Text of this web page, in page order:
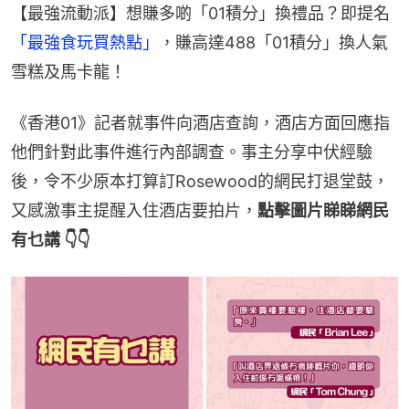
【最強流動派】想賺多啲「01積分」換禮品？即提名
「最強食玩買熱點」
，賺高達488「01積分」換人氣
雪糕及馬卡龍！
《香港01》記者就事件向酒店查詢，酒店方面回應指
他們針對此事件進行內部調查。事主分享中伏經驗
後，令不少原本打算訂Rosewood的網民打退堂鼓，
又感激事主提醒入住酒店要拍片， 點擊圖片睇睇網民
有乜講 👇👇